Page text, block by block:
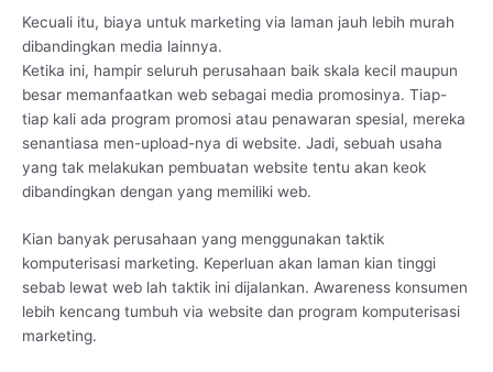
Kecuali itu, biaya untuk marketing via laman jauh lebih murah
dibandingkan media lainnya.
Ketika ini, hampir seluruh perusahaan baik skala kecil maupun
besar memanfaatkan web sebagai media promosinya. Tiap-
tiap kali ada program promosi atau penawaran spesial, mereka
senantiasa men-upload-nya di website. Jadi, sebuah usaha
yang tak melakukan pembuatan website tentu akan keok
dibandingkan dengan yang memiliki web.
Kian banyak perusahaan yang menggunakan taktik
komputerisasi marketing. Keperluan akan laman kian tinggi
sebab lewat web lah taktik ini dijalankan. Awareness konsumen
lebih kencang tumbuh via website dan program komputerisasi
marketing.